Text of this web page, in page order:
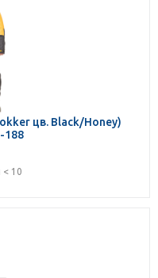
цв. Black/Honey)
188
< 10